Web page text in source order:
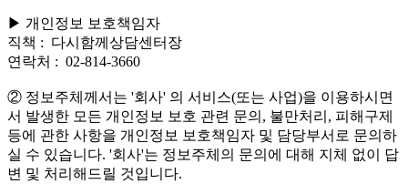
▶ 개인정보 보호책임자
직책 : 다시함께상담센터장
연락처 : 02-814-3660
② 정보주체께서는 '회사' 의 서비스(또는 사업)을 이용하시면
서 발생한 모든 개인정보 보호 관련 문의, 불만처리, 피해구제
등에 관한 사항을 개인정보 보호책임자 및 담당부서로 문의하
실 수 있습니다. '회사'는 정보주체의 문의에 대해 지체 없이 답
변 및 처리해드릴 것입니다.